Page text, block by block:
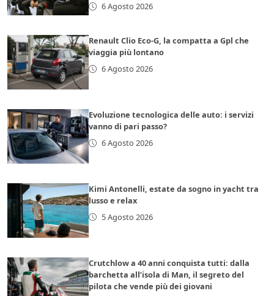
6 Agosto 2026
Renault Clio Eco-G, la compatta a Gpl che
viaggia più lontano
6 Agosto 2026
Evoluzione tecnologica delle auto: i servizi
vanno di pari passo?
6 Agosto 2026
Kimi Antonelli, estate da sogno in yacht tra
lusso e relax
5 Agosto 2026
Crutchlow a 40 anni conquista tutti: dalla
barchetta all’isola di Man, il segreto del
pilota che vende più dei giovani